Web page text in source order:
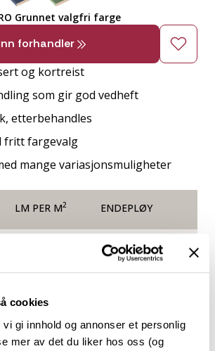
cookies
gi innhold og annonser et personlig
mer av det du liker hos oss (og
Grunnet valgfri farge
forhandler
og kortreist
som gir god vedheft
etterbehandles
fritt fargevalg
mange variasjonsmuligheter
LM PER M2 ENDEPLØY